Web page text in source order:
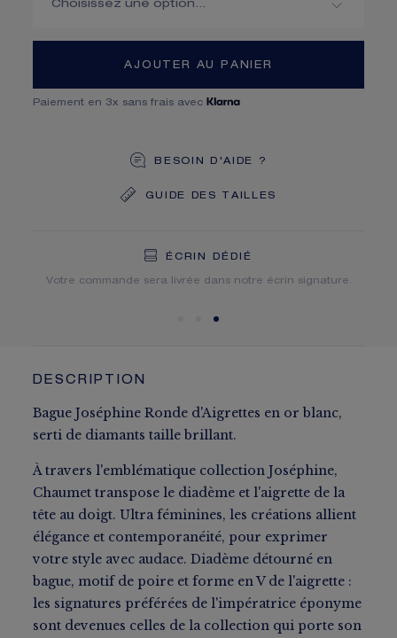
AJOUTER AU PANIER
Paiement en 3x sans frais avec
BESOIN D'AIDE ?
GUIDE DES TAILLES
LIVRAISON OFFERTE
Vous recevrez votre commande dans un délai indicatif de 5
RETOURS GRATUITS
ÉCRIN DÉDIÉ
Votre commande sera livrée dans notre écrin signature.
DESCRIPTION
Bague Joséphine Ronde d'Aigrettes en or blanc,
serti de diamants taille brillant.
À travers l'emblématique collection Joséphine,
Chaumet transpose le diadème et l'aigrette de la
tête au doigt. Ultra féminines, les créations allient
élégance et contemporanéité, pour exprimer
votre style avec audace. Diadème détourné en
bague, motif de poire et forme en V de l'aigrette :
les signatures préférées de l'impératrice éponyme
sont devenues celles de la collection qui porte son